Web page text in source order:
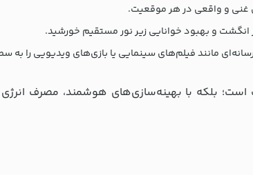
و بهبود خوانایی زیر نور مستقیم خورشید.
است؛ بلکه با بهینه‌سازی‌های هوشمند، مصرف